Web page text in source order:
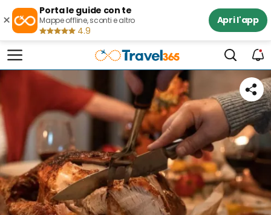
×
Porta le guide con te
Mappe offline, sconti e altro
4.9
Apri l'app